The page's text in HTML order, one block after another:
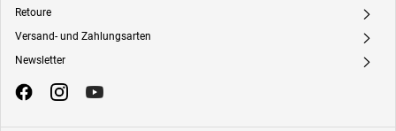
Retoure A
Versand- und Zahlungsarten A
Newsletter A